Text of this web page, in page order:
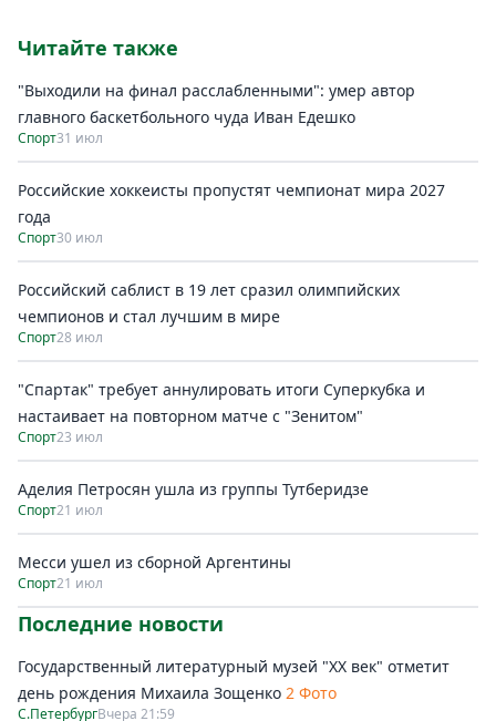
Читайте также
"Выходили на финал расслабленными": умер автор
главного баскетбольного чуда Иван Едешко
Спорт31 июл
Российские хоккеисты пропустят чемпионат мира 2027
года
Спорт30 июл
Российский саблист в 19 лет сразил олимпийских
чемпионов и стал лучшим в мире
Спорт28 июл
"Спартак" требует аннулировать итоги Суперкубка и
настаивает на повторном матче с "Зенитом"
Спорт23 июл
Аделия Петросян ушла из группы Тутберидзе
Спорт21 июл
Месси ушел из сборной Аргентины
Спорт21 июл
Последние новости
Государственный литературный музей "ХХ век" отметит
день рождения Михаила Зощенко 2 Фото
С.ПетербургВчера 21:59